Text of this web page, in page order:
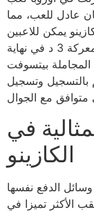
عادل للعب، مما
من ما يقرب من 24 . هيا كازينو يمكن للاعبين
تأخذ قريبا على الوحش فرانكشتاين في معركة 3 د في نهاية
بيتسوفت
، قم بالتسجيل وتسجيل
في
الكازينو
الدفع نفسها
هو بسهولة الثقب الأكثر تميزا في